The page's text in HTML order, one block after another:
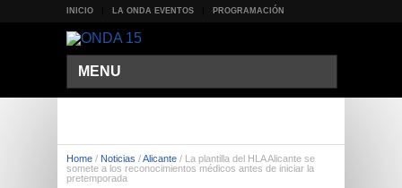
INICIO LA ONDA EVENTOS PROGRAMACIÓN
MENU
Home / Noticias /Alicante / La plantilla del HLA Alicante se
somete a los reconocimientos médicos antes de iniciar la
pretemporada